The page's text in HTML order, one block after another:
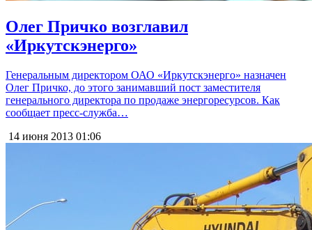
Олег Причко возглавил
«Иркутскэнерго»
Генеральным директором ОАО «Иркутскэнерго» назначен
Олег Причко, до этого занимавший пост заместителя
генерального директора по продаже энергоресурсов. Как
сообщает пресс-служба…
14 июня 2013 01:06